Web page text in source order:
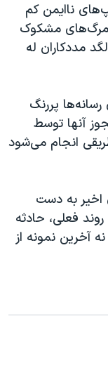
ناایمن کم
مرگ‌های مشکوک
مددکاران له
پررنگ
آنها توسط
انجام می‌شود
اخیر به دست
فعلی، حادثه
آخرین نمونه از